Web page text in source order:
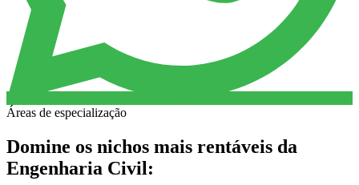
Áreas de especialização
Domine os nichos mais rentáveis da
Engenharia Civil: